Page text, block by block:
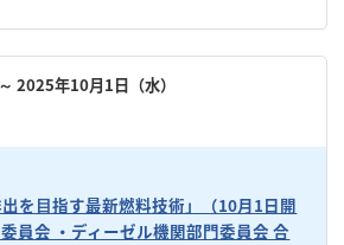
～ 2025年10月1日（水）
を⽬指す最新燃料技術」（10月1日開
員会 ・ディーゼル機関部門委員会 合